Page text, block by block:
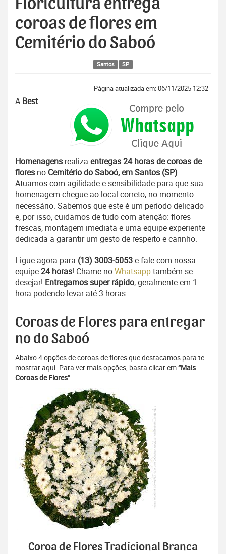
Floricultura entrega
coroas de flores em
Cemitério do Saboó
Santos SP
Página atualizada em: 06/11/2025 12:32
A Best
Homenagens realiza entregas 24 horas de coroas de
flores no Cemitério do Saboó, em Santos (SP).
Atuamos com agilidade e sensibilidade para que sua
homenagem chegue ao local correto, no momento
necessário. Sabemos que este é um período delicado
e, por isso, cuidamos de tudo com atenção: flores
frescas, montagem imediata e uma equipe experiente
dedicada a garantir um gesto de respeito e carinho.
Ligue agora para (13) 3003-5053e fale com nossa
equipe24 horas! Chame noWhatsapptambém se
desejar! Entregamos super rápido, geralmente em 1
hora podendo levar até 3 horas.
Coroas de Flores para entregar
no do Saboó
Abaixo 4 opções de coroas de flores que destacamos para te
mostrar aqui. Para ver mais opções, basta clicar em“Mais
Coroas de Flores”.
Coroa de Flores Tradicional Branca